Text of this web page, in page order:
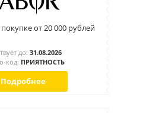
от 20 000 рублей
до: 31.08.2026
код: ПРИЯТНОСТЬ
Подробнее